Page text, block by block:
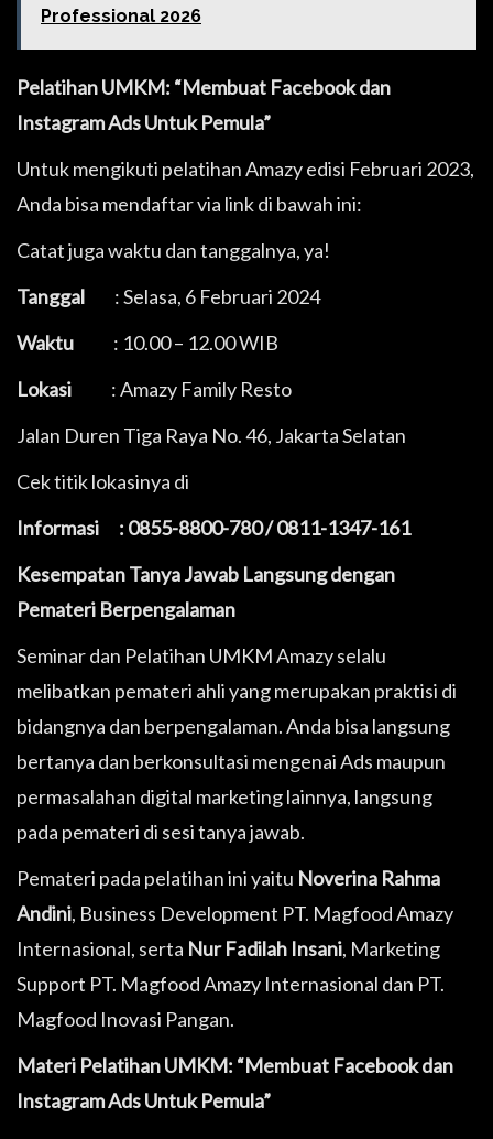
Professional 2026
Pelatihan UMKM: “Membuat Facebook dan
Instagram Ads Untuk Pemula”
Untuk mengikuti pelatihan Amazy edisi Februari 2023,
Anda bisa mendaftar via link di bawah ini:
Catat juga waktu dan tanggalnya, ya!
Tanggal : Selasa, 6 Februari 2024
Waktu : 10.00 – 12.00 WIB
Lokasi : Amazy Family Resto
Jalan Duren Tiga Raya No. 46, Jakarta Selatan
Cek titik lokasinya di
Informasi : 0855-8800-780 / 0811-1347-161
Kesempatan Tanya Jawab Langsung dengan
Pemateri Berpengalaman
Seminar dan Pelatihan UMKM Amazy selalu
melibatkan pemateri ahli yang merupakan praktisi di
bidangnya dan berpengalaman. Anda bisa langsung
bertanya dan berkonsultasi mengenai Ads maupun
permasalahan digital marketing lainnya, langsung
pada pemateri di sesi tanya jawab.
Pemateri pada pelatihan ini yaitu Noverina Rahma
Andini, Business Development PT. Magfood Amazy
Internasional, serta Nur Fadilah Insani, Marketing
Support PT. Magfood Amazy Internasional dan PT.
Magfood Inovasi Pangan.
Materi Pelatihan UMKM: “Membuat Facebook dan
Instagram Ads Untuk Pemula”